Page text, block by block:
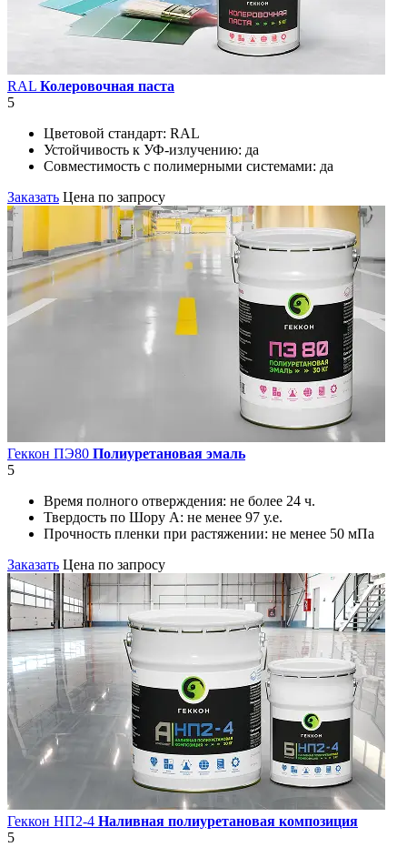
RAL Колеровочная паста
5
Цветовой стандарт: RAL
Устойчивость к УФ-излучению: да
Совместимость с полимерными системами: да
Заказать Цена по запросу
Геккон ПЭ80 Полиуретановая эмаль
5
Время полного отверждения: не более 24 ч.
Твердость по Шору А: не менее 97 у.е.
Прочность пленки при растяжении: не менее 50 мПа
Заказать Цена по запросу
Геккон НП2-4 Наливная полиуретановая композиция
5